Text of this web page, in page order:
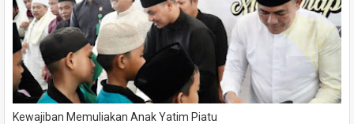
Kewajiban Memuliakan Anak Yatim Piatu